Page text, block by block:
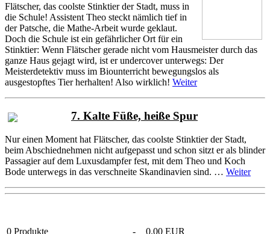
Flätscher, das coolste Stinktier der Stadt, muss in
die Schule! Assistent Theo steckt nämlich tief in
der Patsche, die Mathe-Arbeit wurde geklaut.
Doch die Schule ist ein gefährlicher Ort für ein
Stinktier: Wenn Flätscher gerade nicht vom Hausmeister durch das
ganze Haus gejagt wird, ist er undercover unterwegs: Der
Meisterdetektiv muss im Biounterricht bewegungslos als
ausgestopftes Tier herhalten! Also wirklich! Weiter
7. Kalte Füße, heiße Spur
Nur einen Moment hat Flätscher, das coolste Stinktier der Stadt,
beim Abschiednehmen nicht aufgepasst und schon sitzt er als blinder
Passagier auf dem Luxusdampfer fest, mit dem Theo und Koch
Bode unterwegs in das verschneite Skandinavien sind. … Weiter
0 Produkte - 0.00 EUR